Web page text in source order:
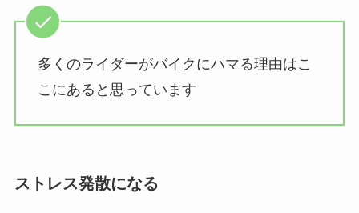
多くのライダーがバイクにハマる理由はこ
こにあると思っています
ストレス発散になる